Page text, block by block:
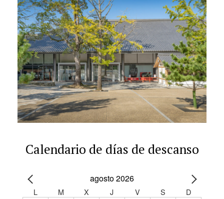
Calendario de días de descanso
agosto 2026
L M X J V S D